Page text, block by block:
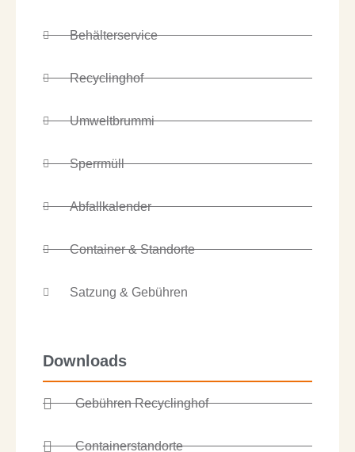
Behälterservice
Recyclinghof
Umweltbrummi
Sperrmüll
Abfallkalender
Container & Standorte
Satzung & Gebühren
Downloads
Gebühren Recyclinghof
Containerstandorte